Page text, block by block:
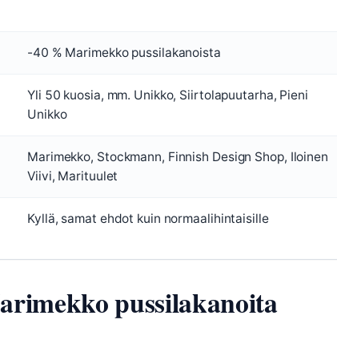
-40 % Marimekko pussilakanoista
Yli 50 kuosia, mm. Unikko, Siirtolapuutarha, Pieni
Unikko
Marimekko, Stockmann, Finnish Design Shop, Iloinen
Viivi, Marituulet
Kyllä, samat ehdot kuin normaalihintaisille
pussilakanoita